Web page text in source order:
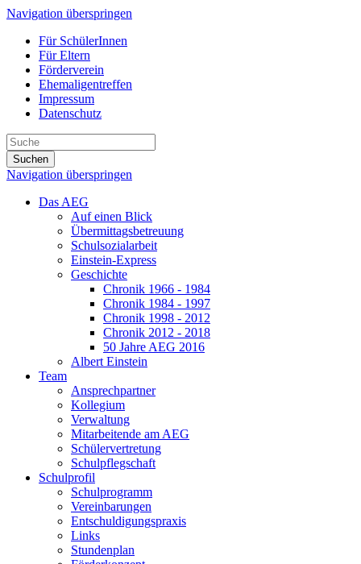
Navigation überspringen
Für SchülerInnen
Für Eltern
Förderverein
Ehemaligentreffen
Impressum
Datenschutz
Suchen
Navigation überspringen
Das AEG
Auf einen Blick
Übermittagsbetreuung
Schulsozialarbeit
Einstein-Express
Geschichte
Chronik 1966 - 1984
Chronik 1984 - 1997
Chronik 1998 - 2012
Chronik 2012 - 2018
50 Jahre AEG 2016
Albert Einstein
Team
Ansprechpartner
Kollegium
Verwaltung
Mitarbeitende am AEG
Schülervertretung
Schulpflegschaft
Schulprofil
Schulprogramm
Vereinbarungen
Entschuldigungspraxis
Links
Stundenplan